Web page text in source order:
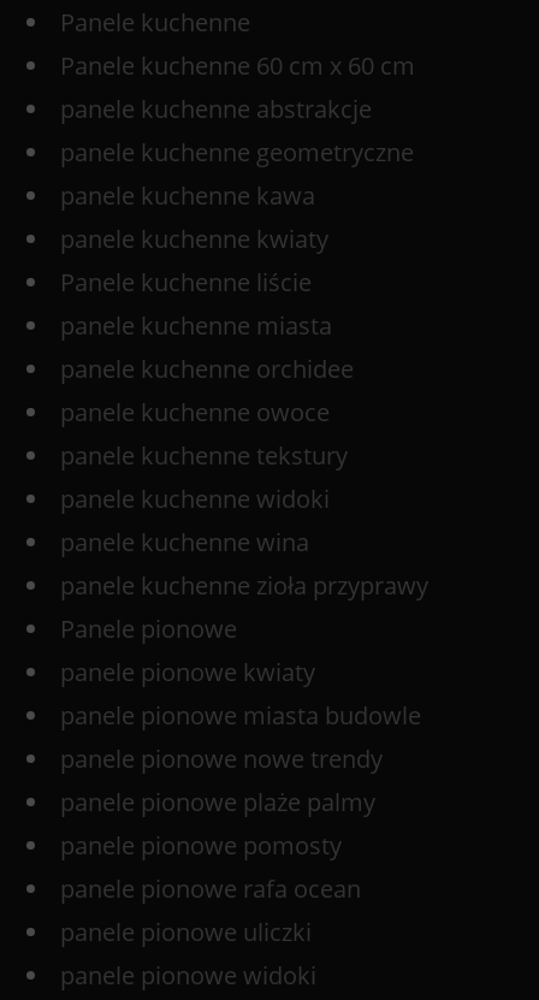
Panele kuchenne
Panele kuchenne 60 cm x 60 cm
panele kuchenne abstrakcje
panele kuchenne geometryczne
panele kuchenne kawa
panele kuchenne kwiaty
Panele kuchenne liście
panele kuchenne miasta
panele kuchenne orchidee
panele kuchenne owoce
panele kuchenne tekstury
panele kuchenne widoki
panele kuchenne wina
panele kuchenne zioła przyprawy
Panele pionowe
panele pionowe kwiaty
panele pionowe miasta budowle
panele pionowe nowe trendy
panele pionowe plaże palmy
panele pionowe pomosty
panele pionowe rafa ocean
panele pionowe uliczki
panele pionowe widoki